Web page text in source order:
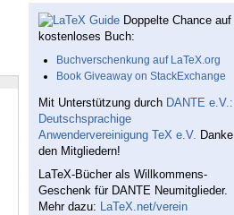
Doppelte Chance auf
kostenloses Buch:
Buchverschenkung auf LaTeX.org
Book Giveaway on StackExchange
Mit Unterstützung durch DANTE e.V.:
Deutschsprachige
Anwendervereinigung TeX e.V. Danke
den Mitgliedern!
LaTeX-Bücher als Willkommens-
Geschenk für DANTE Neumitglieder.
Mehr dazu: LaTeX.net/verein